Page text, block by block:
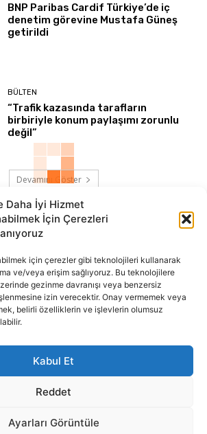
Daha İyi Hizmet
İçin Çerezleri
için çerezler gibi teknolojileri kullanarak
ve/veya erişim sağlıyoruz. Bu teknolojilere
gezinme davranışı veya benzersiz
izin verecektir. Onay vermemek veya
belirli özelliklerin ve işlevlerin olumsuz
Kabul Et
Reddet
Ayarları Görüntüle
BNP Paribas Cardif Türkiye’de iç
denetim görevine Mustafa Güneş
getirildi
BÜLTEN
“Trafik kazasında tarafların
birbiriyle konum paylaşımı zorunlu
değil”
Devamını Göster
yer alan tüm haber metini, resim ve benzeri
Yayıncılık A.Ş.'ye aittir. Hiçbir şekilde
bir ortamda, kaynak gösterilse bile izin
info@sigortamedia.com